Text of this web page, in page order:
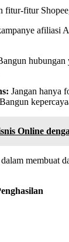
fitur-fitur
afiliasi
hubungan
Jangan hanya
Online
membuat